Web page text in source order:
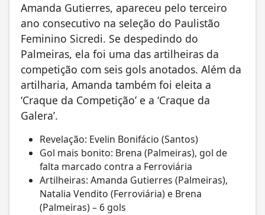
Amanda Gutierres, apareceu pelo terceiro
ano consecutivo na seleção do Paulistão
Feminino Sicredi. Se despedindo do
Palmeiras, ela foi uma das artilheiras da
competição com seis gols anotados. Além da
artilharia, Amanda também foi eleita a
‘Craque da Competição’ e a ‘Craque da
Galera’.
Revelação: Evelin Bonifácio (Santos)
Gol mais bonito: Brena (Palmeiras), gol de
falta marcado contra a Ferroviária
Artilheiras: Amanda Gutierres (Palmeiras),
Natalia Vendito (Ferroviária) e Brena
(Palmeiras) – 6 gols